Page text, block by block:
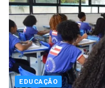
EDUCAÇÃO